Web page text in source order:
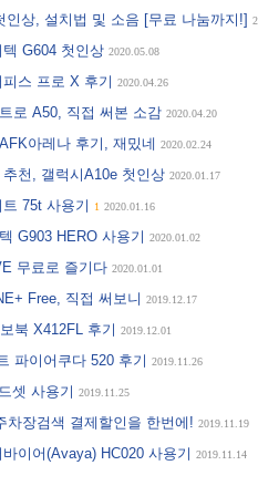
인상, 설치법 및 소음 [무료 나눔까지!]
G604 첫인상 2020.05.08
스 프로 X 후기 2020.04.26
로 A50, 직접 써본 소감 2020.04.20
아레나 후기, 재밌네 2020.02.24
천, 갤럭시A10e 첫인상 2020.01.17
75t 사용기 1 2020.01.16
G903 HERO 사용기 2020.01.02
무료로 즐기다 2020.01.01
Free, 직접 써보니 2019.12.17
북 X412FL 후기 2019.12.01
파이어쿠다 520 후기 2019.11.26
셋 사용기 2019.11.25
차장검색 결제할인을 한번에! 2019.11.19
이어(Avaya) HC020 사용기 2019.11.14